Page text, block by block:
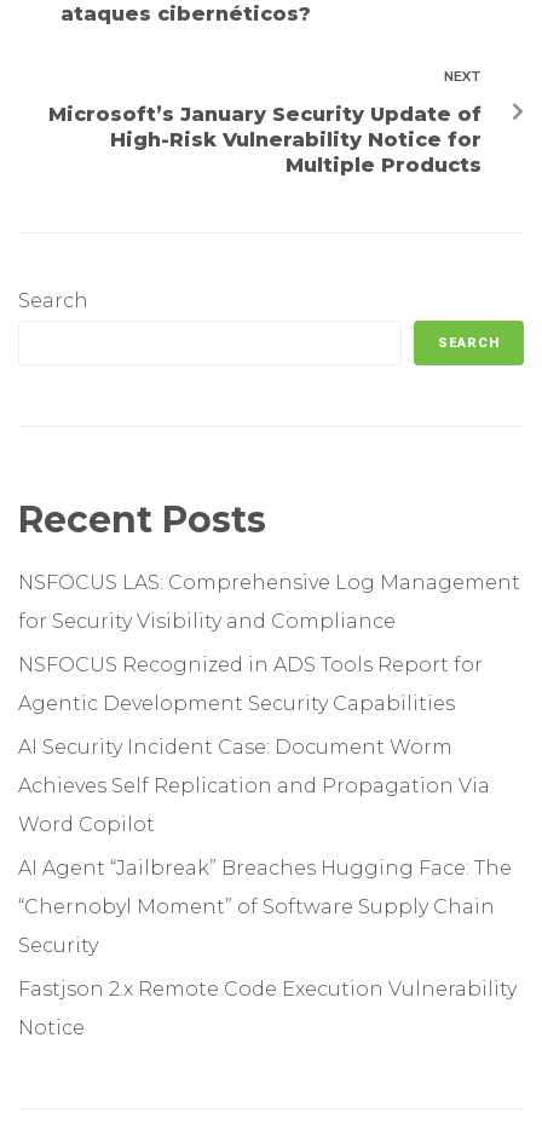
ataques cibernéticos?
NEXT
Microsoft’s January Security Update of
High-Risk Vulnerability Notice for
Multiple Products
Search
SEARCH
Recent Posts
NSFOCUS LAS: Comprehensive Log Management
for Security Visibility and Compliance
NSFOCUS Recognized in ADS Tools Report for
Agentic Development Security Capabilities
AI Security Incident Case: Document Worm
Achieves Self Replication and Propagation Via
Word Copilot
AI Agent “Jailbreak” Breaches Hugging Face: The
“Chernobyl Moment” of Software Supply Chain
Security
Fastjson 2.x Remote Code Execution Vulnerability
Notice